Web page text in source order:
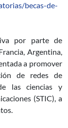
becas-de-
Internacional -
por parte de
Argentina,
a promover
de redes de
las ciencias y
(STIC), a